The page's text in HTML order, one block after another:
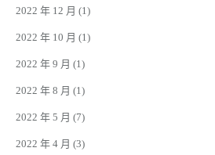
2022 年 12 月 (1)
2022 年 10 月 (1)
2022 年 9 月 (1)
2022 年 8 月 (1)
2022 年 5 月 (7)
2022 年 4 月 (3)